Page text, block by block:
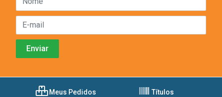
Meus Pedidos Títulos